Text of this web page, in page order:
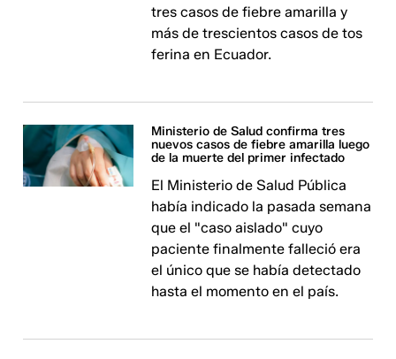
tres casos de fiebre amarilla y
más de trescientos casos de tos
ferina en Ecuador.
Ministerio de Salud confirma tres
nuevos casos de fiebre amarilla luego
de la muerte del primer infectado
El Ministerio de Salud Pública
había indicado la pasada semana
que el "caso aislado" cuyo
paciente finalmente falleció era
el único que se había detectado
hasta el momento en el país.